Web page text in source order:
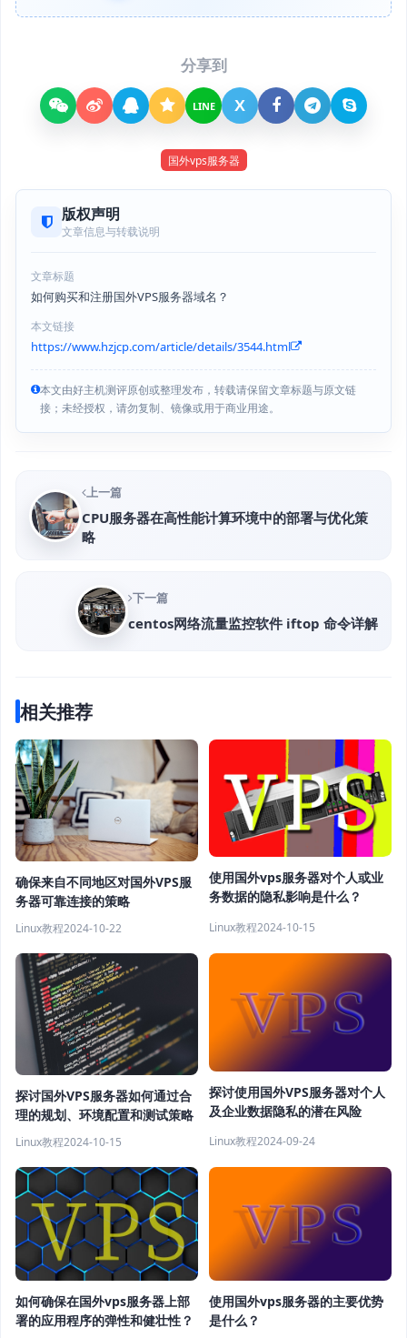
分享到
LINE X
国外vps服务器
版权声明
文章信息与转载说明
文章标题
如何购买和注册国外VPS服务器域名？
本文链接
https://www.hzjcp.com/article/details/3544.html
本文由好主机测评原创或整理发布，转载请保留文章标题与原文链
接；未经授权，请勿复制、镜像或用于商业用途。
上一篇
CPU服务器在高性能计算环境中的部署与优化策
略
下一篇
centos网络流量监控软件 iftop 命令详解
相关推荐
确保来自不同地区对国外VPS服
务器可靠连接的策略
Linux教程2024-10-22
使用国外vps服务器对个人或业
务数据的隐私影响是什么？
Linux教程2024-10-15
探讨国外VPS服务器如何通过合
理的规划、环境配置和测试策略
Linux教程2024-10-15
探讨使用国外VPS服务器对个人
及企业数据隐私的潜在风险
Linux教程2024-09-24
如何确保在国外vps服务器上部
署的应用程序的弹性和健壮性？
使用国外vps服务器的主要优势
是什么？